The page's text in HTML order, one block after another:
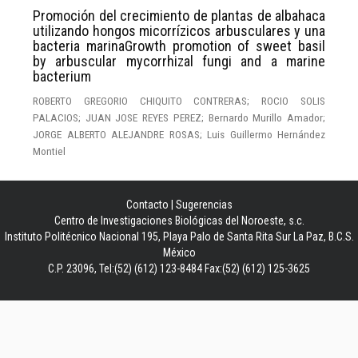
Promoción del crecimiento de plantas de albahaca
utilizando hongos micorrízicos arbusculares y una
bacteria marinaGrowth promotion of sweet basil
by arbuscular mycorrhizal fungi and a marine
bacterium
ROBERTO GREGORIO CHIQUITO CONTRERAS; ROCIO SOLIS
PALACIOS; JUAN JOSE REYES PEREZ; Bernardo Murillo Amador;
JORGE ALBERTO ALEJANDRE ROSAS; Luis Guillermo Hernández
Montiel
Contacto
Sugerencias
Centro de Investigaciones Biológicas del Noroeste, s.c.
Instituto Politécnico Nacional 195, Playa Palo de Santa Rita Sur La Paz, B.C.S.
México
C.P. 23096, Tel:(52) (612) 123-8484 Fax:(52) (612) 125-3625